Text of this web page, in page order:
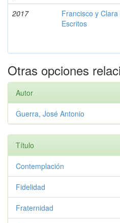
2017
Francisco y
Escritos
Otras opciones
Autor
Guerra, José Antonio
Título
Contemplación
Fidelidad
Fraternidad